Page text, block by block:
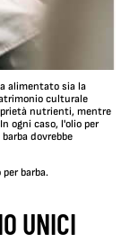
alimentato sia la
culturale
nutrienti, mentre
ogni caso, l'olio per
dovrebbe
barba.
UNICI